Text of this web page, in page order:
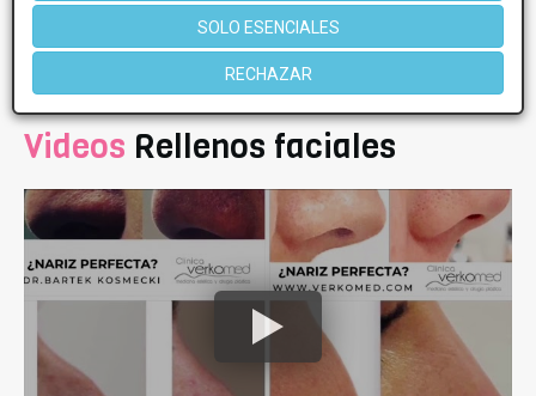
SOLO ESENCIALES
RECHAZAR
1 de 1
Videos Rellenos faciales